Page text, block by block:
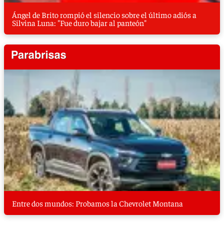
Ángel de Brito rompió el silencio sobre el último adiós a
Silvina Luna: "Fue duro bajar al panteón"
Entre dos mundos: Probamos la Chevrolet Montana